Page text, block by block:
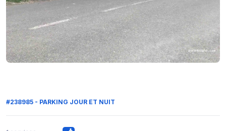
#238985 - PARKING JOUR ET NUIT